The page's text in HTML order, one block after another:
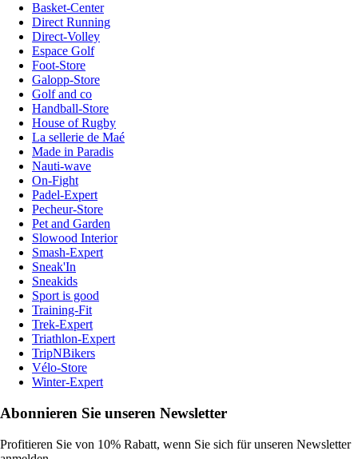
Basket-Center
Direct Running
Direct-Volley
Espace Golf
Foot-Store
Galopp-Store
Golf and co
Handball-Store
House of Rugby
La sellerie de Maé
Made in Paradis
Nauti-wave
On-Fight
Padel-Expert
Pecheur-Store
Pet and Garden
Slowood Interior
Smash-Expert
Sneak'In
Sneakids
Sport is good
Training-Fit
Trek-Expert
Triathlon-Expert
TripNBikers
Vélo-Store
Winter-Expert
Abonnieren Sie unseren Newsletter
Profitieren Sie von 10% Rabatt, wenn Sie sich für unseren Newsletter